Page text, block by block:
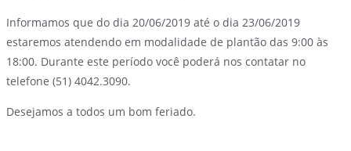
Informamos que do dia 20/06/2019 até o dia 23/06/2019
estaremos atendendo em modalidade de plantão das 9:00 às
18:00. Durante este período você poderá nos contatar no
telefone (51) 4042.3090.
Desejamos a todos um bom feriado.